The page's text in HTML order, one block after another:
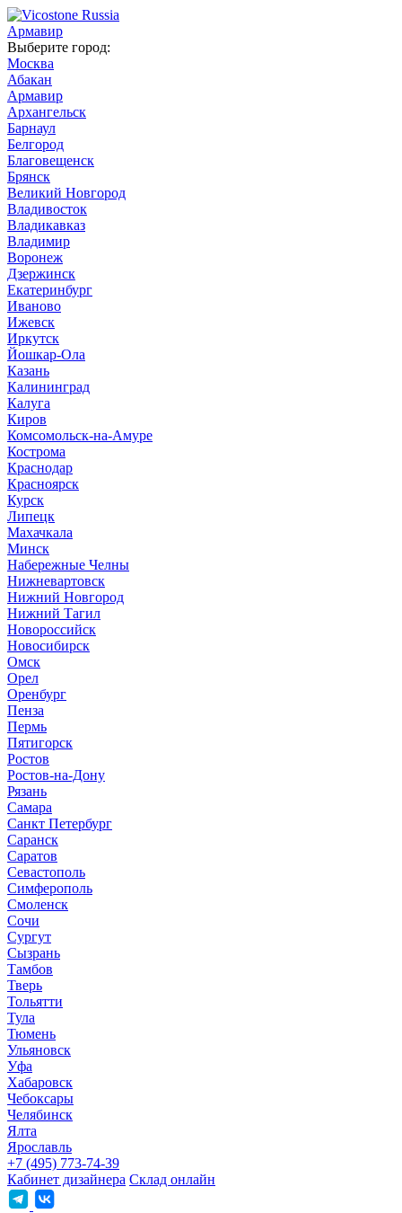
Армавир
Выберите город:
Москва
Абакан
Армавир
Архангельск
Барнаул
Белгород
Благовещенск
Брянск
Великий Новгород
Владивосток
Владикавказ
Владимир
Воронеж
Дзержинск
Екатеринбург
Иваново
Ижевск
Иркутск
Йошкар-Ола
Казань
Калининград
Калуга
Киров
Комсомольск-на-Амуре
Кострома
Краснодар
Красноярск
Курск
Липецк
Махачкала
Минск
Набережные Челны
Нижневартовск
Нижний Новгород
Нижний Тагил
Новороссийск
Новосибирск
Омск
Орел
Оренбург
Пенза
Пермь
Пятигорск
Ростов
Ростов-на-Дону
Рязань
Самара
Санкт Петербург
Саранск
Саратов
Севастополь
Симферополь
Смоленск
Сочи
Сургут
Сызрань
Тамбов
Тверь
Тольятти
Тула
Тюмень
Ульяновск
Уфа
Хабаровск
Чебоксары
Челябинск
Ялта
Ярославль
+7 (495) 773-74-39
Кабинет дизайнера Склад онлайн